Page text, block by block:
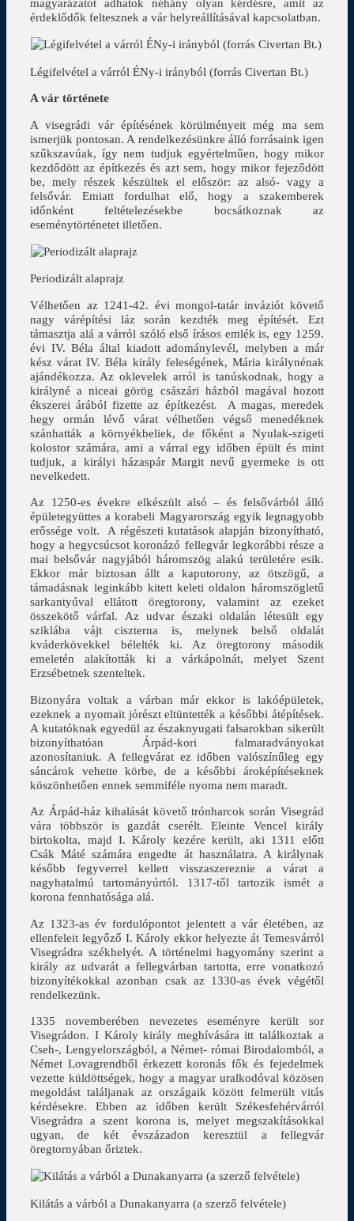
érdeklődők feltesznek a vár helyreállításával kapcsolatban.
Légifelvétel a várról ÉNy-i irányból (forrás Civertan Bt.)
A vár története
A visegrádi vár építésének körülményeit még ma sem
ismerjük pontosan. A rendelkezésünkre álló forrásaink igen
szűkszavúak, így nem tudjuk egyértelműen, hogy mikor
kezdődött az építkezés és azt sem, hogy mikor fejeződött
be, mely részek készültek el először: az alsó- vagy a
felsővár. Emiatt fordulhat elő, hogy a szakemberek
időnként feltételezésekbe bocsátkoznak az
eseménytörténetet illetően.
Periodizált alaprajz
Vélhetően az 1241-42. évi mongol-tatár inváziót követő
nagy várépítési láz során kezdték meg építését. Ezt
támasztja alá a várról szóló első írásos emlék is, egy 1259.
évi IV. Béla által kiadott adománylevél, melyben a már
kész várat IV. Béla király feleségének, Mária királynénak
ajándékozza. Az oklevelek arról is tanúskodnak, hogy a
királyné a niceai görög császári házból magával hozott
ékszerei árából fizette az építkezést. A magas, meredek
hegy ormán lévő várat vélhetően végső menedéknek
szánhatták a környékbeliek, de főként a Nyulak-szigeti
kolostor számára, ami a várral egy időben épült és mint
tudjuk, a királyi házaspár Margit nevű gyermeke is ott
nevelkedett.
Az 1250-es évekre elkészült alsó – és felsővárból álló
épületegyüttes a korabeli Magyarország egyik legnagyobb
erőssége volt. A régészeti kutatások alapján bizonyítható,
hogy a hegycsúcsot koronázó fellegvár legkorábbi része a
mai belsővár nagyjából háromszög alakú területére esik.
Ekkor már biztosan állt a kaputorony, az ötszögű, a
támadásnak leginkább kitett keleti oldalon háromszögletű
sarkantyúval ellátott öregtorony, valamint az ezeket
összekötő várfal. Az udvar északi oldalán létesült egy
sziklába vájt ciszterna is, melynek belső oldalát
kváderkövekkel bélelték ki. Az öregtorony második
emeletén alakították ki a várkápolnát, melyet Szent
Erzsébetnek szenteltek.
Bizonyára voltak a várban már ekkor is lakóépületek,
ezeknek a nyomait jórészt eltüntették a későbbi átépítések.
A kutatóknak egyedül az északnyugati falsarokban sikerült
bizonyíthatóan Árpád-kori falmaradványokat
azonosítaniuk. A fellegvárat ez időben valószínűleg egy
sáncárok vehette körbe, de a későbbi ároképítéseknek
köszönhetően ennek semmiféle nyoma nem maradt.
Az Árpád-ház kihalását követő trónharcok során Visegrád
vára többször is gazdát cserélt. Eleinte Vencel király
birtokolta, majd I. Károly kezére került, aki 1311 előtt
Csák Máté számára engedte át használatra. A királynak
később fegyverrel kellett visszaszereznie a várat a
nagyhatalmú tartományúrtól. 1317-től tartozik ismét a
korona fennhatósága alá.
Az 1323-as év fordulópontot jelentett a vár életében, az
ellenfeleit legyőző I. Károly ekkor helyezte át Temesvárról
Visegrádra székhelyét. A történelmi hagyomány szerint a
király az udvarát a fellegvárban tartotta, erre vonatkozó
bizonyítékokkal azonban csak az 1330-as évek végétől
rendelkezünk.
1335 novemberében nevezetes eseményre került sor
Visegrádon. I Károly király meghívására itt találkoztak a
Cseh-, Lengyelországból, a Német- római Birodalomból, a
Német Lovagrendből érkezett koronás fők és fejedelmek
vezette küldöttségek, hogy a magyar uralkodóval közösen
megoldást találjanak az országaik között felmerült vitás
kérdésekre. Ebben az időben került Székesfehérvárról
Visegrádra a szent korona is, melyet megszakításokkal
ugyan, de két évszázadon keresztül a fellegvár
öregtornyában őriztek.
Kilátás a várból a Dunakanyarra (a szerző felvétele)